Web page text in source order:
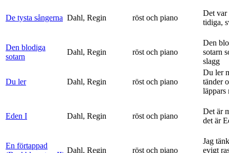
De tysta sångerna Dahl, Regin röst och piano
Det var
tidiga,
Den blodiga
sotarn
Dahl, Regin röst och piano
Den
sotarn
slagg
Du ler Dahl, Regin röst och piano
Du ler
tänder
läppars
Eden I Dahl, Regin röst och piano
Det är
det är
En förtappad
Dahl, Regin röst och piano
Jag
evigt